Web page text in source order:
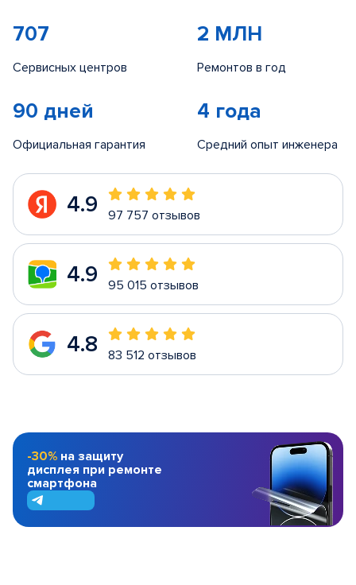
707
Сервисных центров
2 МЛН
Ремонтов в год
90 дней
Официальная гарантия
4 года
Средний опыт инженера
4.9 97 757 отзывов
4.9 95 015 отзывов
4.8 83 512 отзывов
-30% на защиту
дисплея при ремонте
смартфона